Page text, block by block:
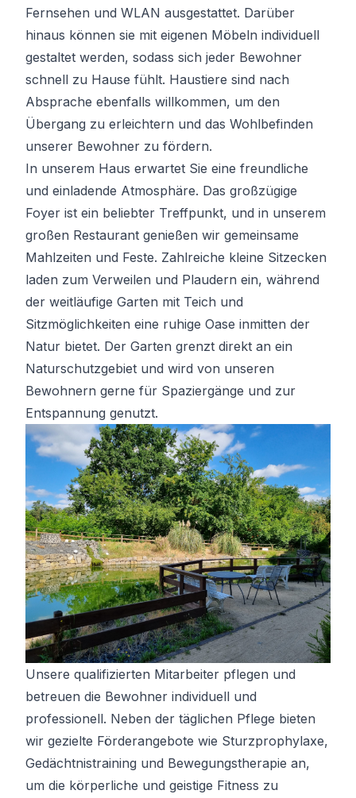
Fernsehen und WLAN ausgestattet. Darüber
hinaus können sie mit eigenen Möbeln individuell
gestaltet werden, sodass sich jeder Bewohner
schnell zu Hause fühlt. Haustiere sind nach
Absprache ebenfalls willkommen, um den
Übergang zu erleichtern und das Wohlbefinden
unserer Bewohner zu fördern.
In unserem Haus erwartet Sie eine freundliche
und einladende Atmosphäre. Das großzügige
Foyer ist ein beliebter Treffpunkt, und in unserem
großen Restaurant genießen wir gemeinsame
Mahlzeiten und Feste. Zahlreiche kleine Sitzecken
laden zum Verweilen und Plaudern ein, während
der weitläufige Garten mit Teich und
Sitzmöglichkeiten eine ruhige Oase inmitten der
Natur bietet. Der Garten grenzt direkt an ein
Naturschutzgebiet und wird von unseren
Bewohnern gerne für Spaziergänge und zur
Entspannung genutzt.
Unsere qualifizierten Mitarbeiter pflegen und
betreuen die Bewohner individuell und
professionell. Neben der täglichen Pflege bieten
wir gezielte Förderangebote wie Sturzprophylaxe,
Gedächtnistraining und Bewegungstherapie an,
um die körperliche und geistige Fitness zu